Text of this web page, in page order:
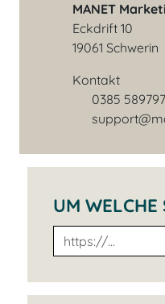
MANET
Eckdrift 10
19061 Schwerin
Kontakt
Telefonnummer
0385
E-Mail-Adresse
UM WELCHE